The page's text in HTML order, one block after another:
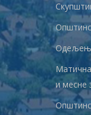
и месне